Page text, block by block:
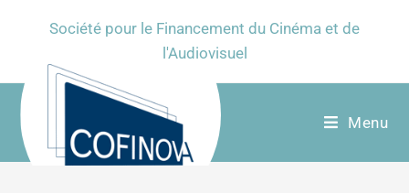
Société pour le Financement du Cinéma et de
l'Audiovisuel
Menu